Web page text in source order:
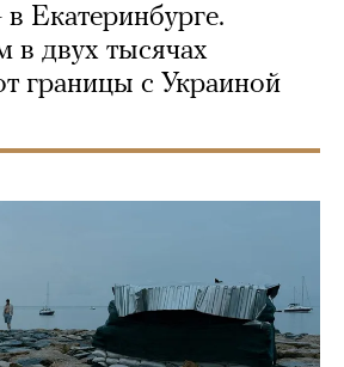
Екатеринбурге.
в двух тысячах
границы с Украиной